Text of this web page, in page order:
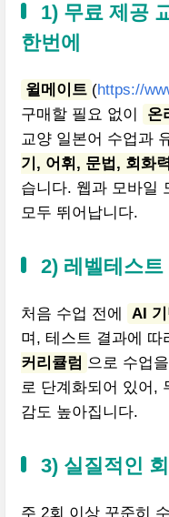
1) 무료 제공
한번에
윌메이트 (https://
구매할 필요 없이
온
교양 일본어 수업과
기, 어휘, 문법, 회화
습니다. 웹과 모바일
모두 뛰어납니다.
2) 레벨테스트
처음 수업 전에 AI
며, 테스트 결과에 따
커리큘럼 으로 수업
로 단계화되어 있어,
감도 높아집니다.
3) 실질적인
주 2회 이상 꾸준히